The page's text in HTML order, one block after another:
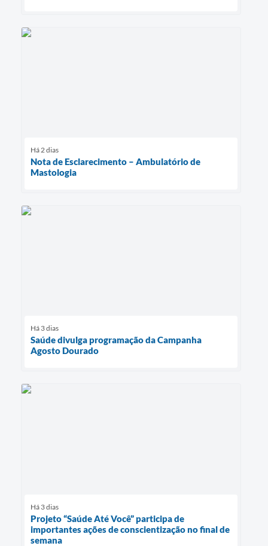
Há 2 dias
Nota de Esclarecimento – Ambulatório de
Mastologia
Há 3 dias
Saúde divulga programação da Campanha
Agosto Dourado
Há 3 dias
Projeto “Saúde Até Você” participa de
importantes ações de conscientização no final de
semana